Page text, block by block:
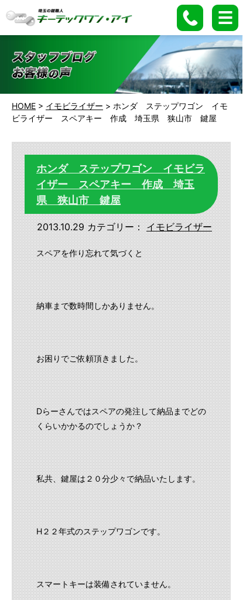
HOME > イモビライザー > ホンダ ステップワゴン イモ
ビライザー スペアキー 作成 埼玉県 狭山市 鍵屋
ホンダ ステップワゴン イモビラ
イザー スペアキー 作成 埼玉
県 狭山市 鍵屋
2013.10.29 カテゴリー： イモビライザー
スペアを作り忘れて気づくと
納車まで数時間しかありません。
お困りでご依頼頂きました。
Dらーさんではスペアの発注して納品までどの
くらいかかるのでしょうか？
私共、鍵屋は２０分少々で納品いたします。
H２２年式のステップワゴンです。
スマートキーは装備されていません。